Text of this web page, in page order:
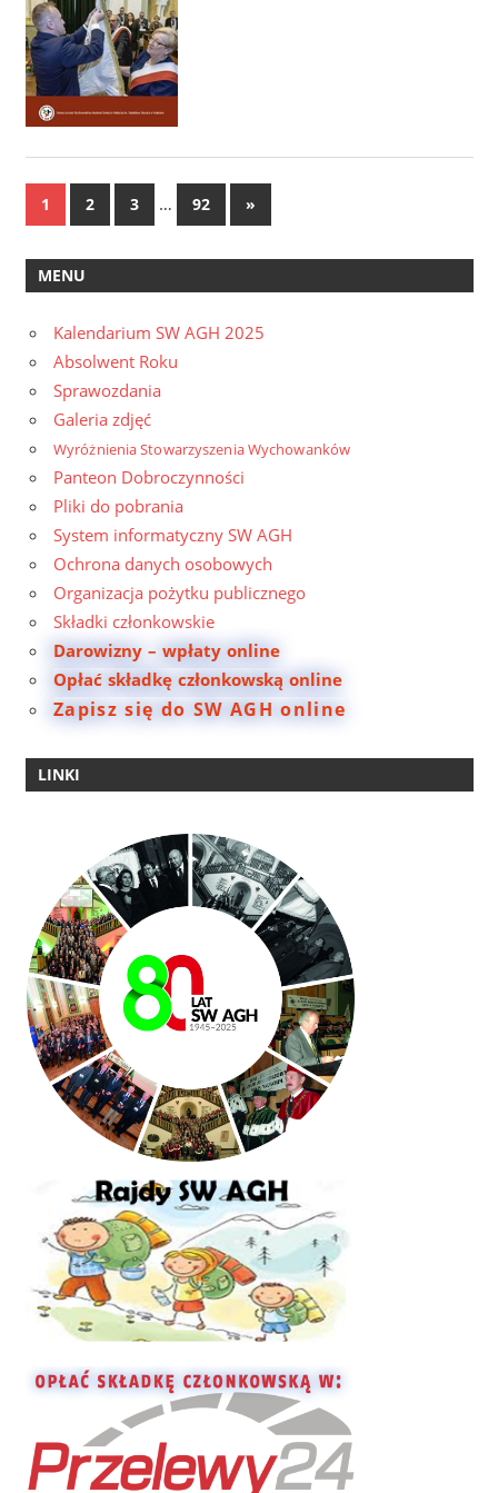
Stronicowanie
1 2 3 … 92
Next
Posts
»
MENU
Kalendarium SW AGH 2025
Absolwent Roku
Sprawozdania
Galeria zdjęć
Wyróżnienia Stowarzyszenia Wychowanków
Panteon Dobroczynności
Pliki do pobrania
System informatyczny SW AGH
Ochrona danych osobowych
Organizacja pożytku publicznego
Składki członkowskie
Darowizny – wpłaty online
Opłać składkę członkowską online
Zapisz się do SW AGH online
LINKI